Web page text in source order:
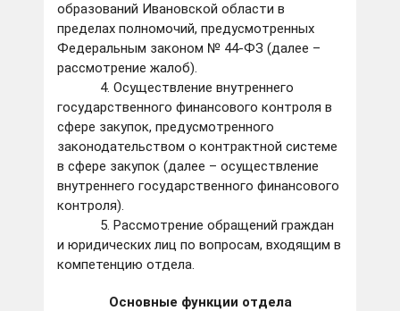
образований Ивановской области в
пределах полномочий, предусмотренных
Федеральным законом № 44-ФЗ (далее –
рассмотрение жалоб).
4. Осуществление внутреннего
государственного финансового контроля в
сфере закупок, предусмотренного
законодательством о контрактной системе
в сфере закупок (далее – осуществление
внутреннего государственного финансового
контроля).
5. Рассмотрение обращений граждан
и юридических лиц по вопросам, входящим в
компетенцию отдела.
Основные функции отдела